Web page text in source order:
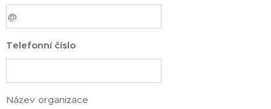
Telefonní číslo
Název organizace